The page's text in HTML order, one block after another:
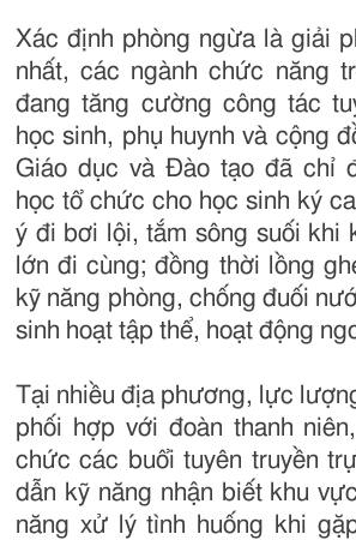
Xác định phòng ngừa là giải
nhất, các ngành chức năng
đang tăng cường công tác
học sinh, phụ huynh và cộng
Giáo dục và Đào tạo đã chỉ
học tổ chức cho học sinh ký
ý đi bơi lội, tắm sông suối khi
lớn đi cùng; đồng thời lồng
kỹ năng phòng, chống đuối
sinh hoạt tập thể, hoạt động
Tại nhiều địa phương, lực
phối hợp với đoàn thanh
chức các buổi tuyên truyền
dẫn kỹ năng nhận biết khu
năng xử lý tình huống khi